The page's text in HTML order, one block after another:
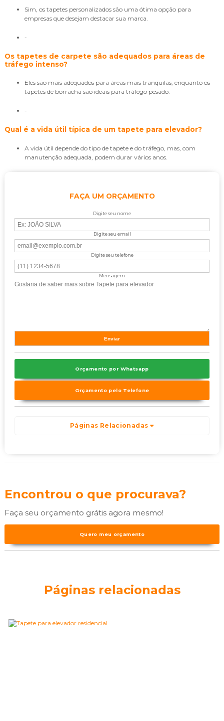
Sim, os tapetes personalizados são uma ótima opção para
empresas que desejam destacar sua marca.
-
Os tapetes de carpete são adequados para áreas de
tráfego intenso?
Eles são mais adequados para áreas mais tranquilas, enquanto os
tapetes de borracha são ideais para tráfego pesado.
-
Qual é a vida útil típica de um tapete para elevador?
A vida útil depende do tipo de tapete e do tráfego, mas, com
manutenção adequada, podem durar vários anos.
FAÇA UM ORÇAMENTO
Digite seu nome
Digite seu email
Digite seu telefone
Mensagem
Orçamento por Whatsapp
Orçamento pelo Telefone
Páginas Relacionadas
Encontrou o que procurava?
Faça seu orçamento grátis agora mesmo!
Quero meu orçamento
Páginas relacionadas